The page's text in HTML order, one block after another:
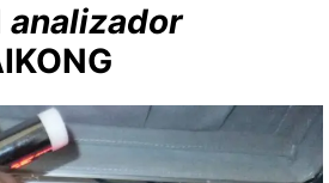
analizador